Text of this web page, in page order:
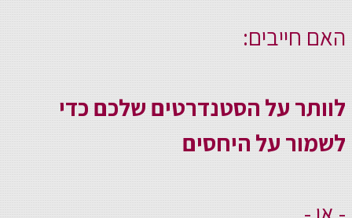
האם חייבים:
לוותר על הסטנדרטים שלכם כדי
לשמור על היחסים